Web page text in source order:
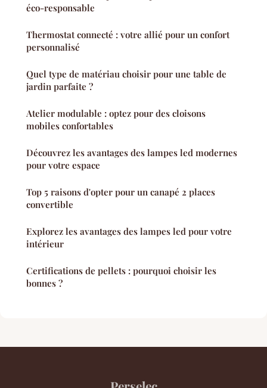
éco-responsable
Thermostat connecté : votre allié pour un confort
personnalisé
Quel type de matériau choisir pour une table de
jardin parfaite ?
Atelier modulable : optez pour des cloisons
mobiles confortables
Découvrez les avantages des lampes led modernes
pour votre espace
Top 5 raisons d'opter pour un canapé 2 places
convertible
Explorez les avantages des lampes led pour votre
intérieur
Certifications de pellets : pourquoi choisir les
bonnes ?